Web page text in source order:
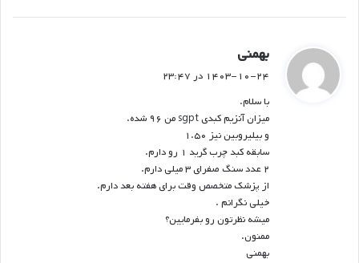
بهمنی
۱۴۰۳-۱۰-۲۴ در ۲۳:۴۷
با سلام.
میزان آنزیم کبدی sgpt من ۹۶ شده.
و بیلیروبین نیز ۱.۵۰
سابقه کبد چرب گرید ۱ رو دارم.
۲ عدد سنگ صفرای ۳ میلی دارم.
از پزشک متخصص وقت برای هفته بعد دارم.
خیلی نگرانم .
میشه نظرتون رو بفرمایین؟
ممنون.
بهمنی